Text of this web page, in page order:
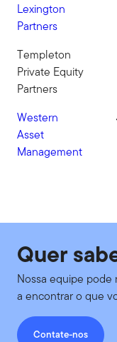
Lexington
Partners
Templeton
Private Equity
Partners
Western
Asset
Management
Quer
Nossa equipe pode
a encontrar o que
Contate-nos